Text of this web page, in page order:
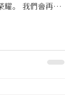
耀。 我們會再接